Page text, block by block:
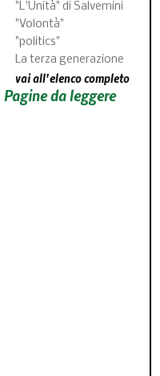
"L'Unità" di Salvemini
"Volontà"
"politics"
La terza generazione
vai all'elenco completo
Pagine da leggere